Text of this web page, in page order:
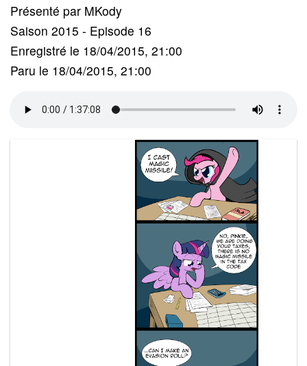
Présenté par MKody
Saison 2015 - Episode 16
Enregistré le 18/04/2015, 21:00
Paru le 18/04/2015, 21:00